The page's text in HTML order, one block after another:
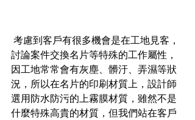
討論案件交換名片等特殊的工作屬性，
因工地常常會有灰塵、髒汙、弄濕等狀
況，所以在名片的印刷材質上，設計師
選用防水防污的上霧膜材質，雖然不是
什麼特殊高貴的材質，但我們站在客戶